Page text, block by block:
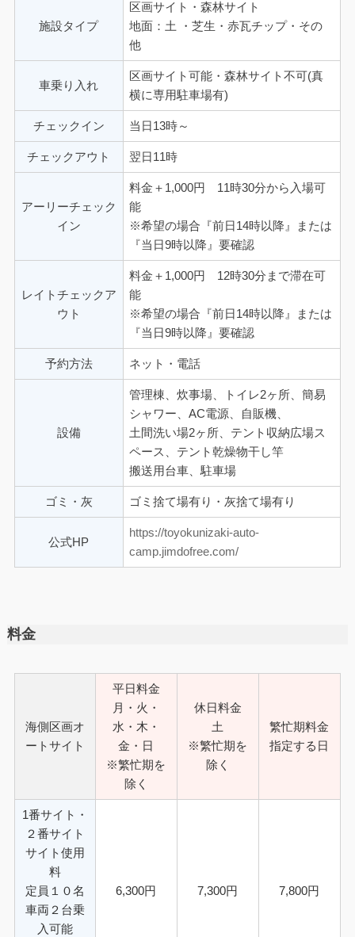
施設タイプ
区画サイト・森林サイト
地面：土 ・芝生・赤瓦チップ・その
他
車乗り入れ
区画サイト可能・森林サイト不可(真
横に専用駐車場有)
チェックイン 当日13時～
チェックアウト 翌日11時
アーリーチェック
イン
料金＋1,000円 11時30分から入場可
能
※希望の場合『前日14時以降』または
『当日9時以降』要確認
レイトチェックア
ウト
料金＋1,000円 12時30分まで滞在可
能
※希望の場合『前日14時以降』または
『当日9時以降』要確認
予約方法 ネット・電話
設備
管理棟、炊事場、トイレ2ヶ所、簡易
シャワー、AC電源、自販機、
土間洗い場2ヶ所、テント収納広場ス
ペース、テント乾燥物干し竿
搬送用台車、駐車場
ゴミ・灰 ゴミ捨て場有り・灰捨て場有り
公式HP
https://toyokunizaki-auto-
camp.jimdofree.com/
料金
海側区画オ
ートサイト
平日料金
月・火・
水・木・
金・日
※繁忙期を
除く
休日料金
土
※繁忙期を
除く
繁忙期料金
指定する日
1番サイト・
２番サイト
サイト使用
料
定員１０名
車両２台乗
入可能
6,300円 7,300円 7,800円